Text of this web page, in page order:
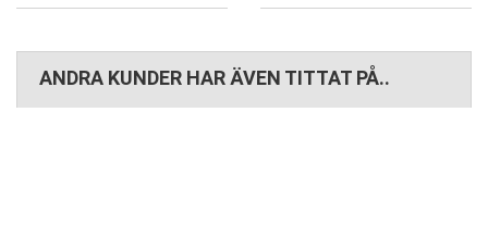
ANDRA KUNDER HAR ÄVEN TITTAT PÅ..